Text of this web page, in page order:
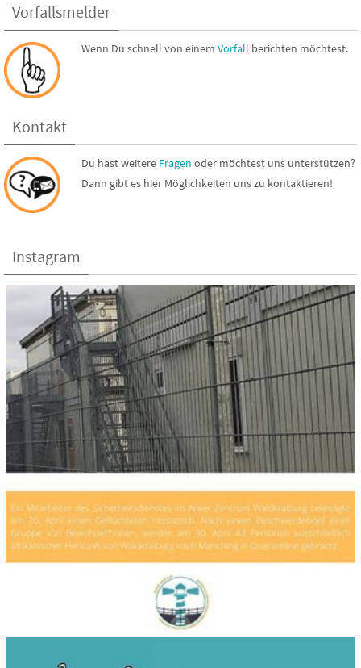
Vorfallsmelder
Wenn Du schnell von einem Vorfall berichten möchtest.
Kontakt
Du hast weitere Fragen oder möchtest uns unterstützen?
Dann gibt es hier Möglichkeiten uns zu kontaktieren!
Instagram